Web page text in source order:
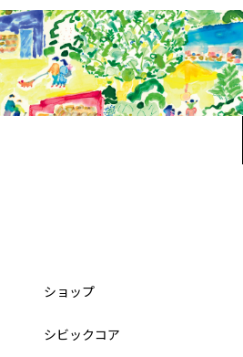
ショップ
シビックコア